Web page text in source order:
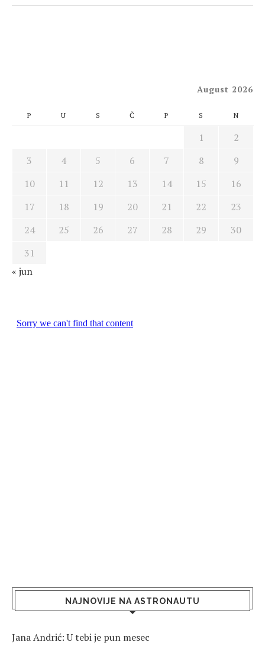
August 2026
P U S Č P S N
1
2
3
4 5 6 7 8
9
10
11 12 13 14 15
16
17
18 19 20 21 22
23
24
25 26 27 28 29
30
31
« jun
NAJNOVIJE NA ASTRONAUTU
Jana Andrić: U tebi je pun mesec